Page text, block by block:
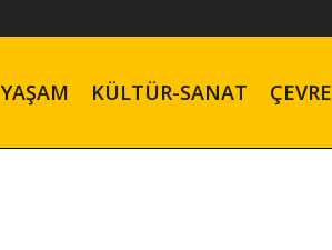
YAŞAM KÜLTÜR-SANAT ÇEVRE